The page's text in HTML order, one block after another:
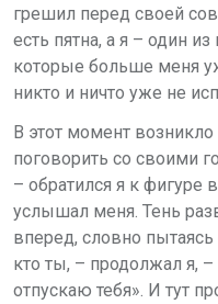
грешил перед своей
есть пятна, а я – один
которые больше меня
никто и ничто уже не
В этот момент
поговорить со своими
– обратился я к фигуре
услышал меня. Тень
вперед, словно
кто ты, – продолжал я, –
отпускаю тебя». И тут